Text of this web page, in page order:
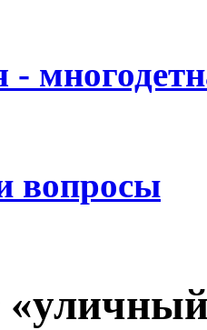
-
вопросы